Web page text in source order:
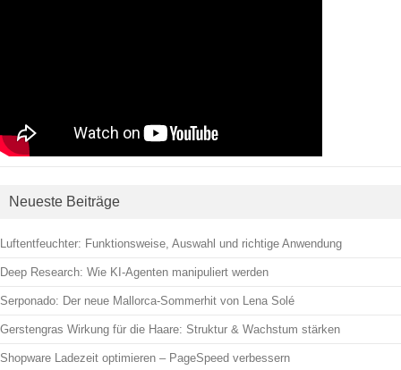
Neueste Beiträge
Luftentfeuchter: Funktionsweise, Auswahl und richtige Anwendung
Deep Research: Wie KI-Agenten manipuliert werden
Serponado: Der neue Mallorca-Sommerhit von Lena Solé
Gerstengras Wirkung für die Haare: Struktur & Wachstum stärken
Shopware Ladezeit optimieren – PageSpeed verbessern